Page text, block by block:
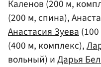
Каленов (200 м,
(200 м, спина),
Анастасия Зуева
(400 м, комплекс),
вольный) иДарья